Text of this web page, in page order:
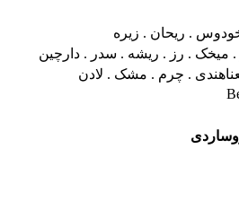
. ریحان . زیره
میخک . رز . ریشه . سدر . دارچین
. چرم . مشک . لادن